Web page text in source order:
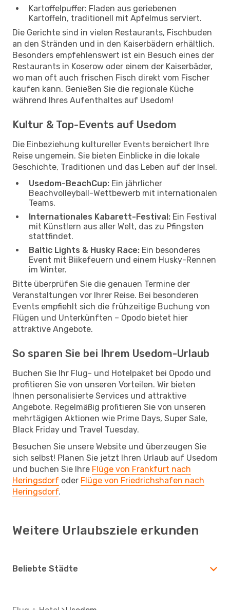
Kartoffelpuffer: Fladen aus geriebenen
Kartoffeln, traditionell mit Apfelmus serviert.
Die Gerichte sind in vielen Restaurants, Fischbuden
an den Stränden und in den Kaiserbädern erhältlich.
Besonders empfehlenswert ist ein Besuch eines der
Restaurants in Koserow oder einem der Kaiserbäder,
wo man oft auch frischen Fisch direkt vom Fischer
kaufen kann. Genießen Sie die regionale Küche
während Ihres Aufenthaltes auf Usedom!
Kultur & Top-Events auf Usedom
Die Einbeziehung kultureller Events bereichert Ihre
Reise ungemein. Sie bieten Einblicke in die lokale
Geschichte, Traditionen und das Leben auf der Insel.
Usedom-BeachCup: Ein jährlicher
Beachvolleyball-Wettbewerb mit internationalen
Teams.
Internationales Kabarett-Festival: Ein Festival
mit Künstlern aus aller Welt, das zu Pfingsten
stattfindet.
Baltic Lights & Husky Race: Ein besonderes
Event mit Biikefeuern und einem Husky-Rennen
im Winter.
Bitte überprüfen Sie die genauen Termine der
Veranstaltungen vor Ihrer Reise. Bei besonderen
Events empfiehlt sich die frühzeitige Buchung von
Flügen und Unterkünften – Opodo bietet hier
attraktive Angebote.
So sparen Sie bei Ihrem Usedom-Urlaub
Buchen Sie Ihr Flug- und Hotelpaket bei Opodo und
profitieren Sie von unseren Vorteilen. Wir bieten
Ihnen personalisierte Services und attraktive
Angebote. Regelmäßig profitieren Sie von unseren
mehrtägigen Aktionen wie Prime Days, Super Sale,
Black Friday und Travel Tuesday.
Besuchen Sie unsere Website und überzeugen Sie
sich selbst! Planen Sie jetzt Ihren Urlaub auf Usedom
und buchen Sie Ihre Flüge von Frankfurt nach
Heringsdorf oder Flüge von Friedrichshafen nach
Heringsdorf.
Weitere Urlaubsziele erkunden
Beliebte Städte